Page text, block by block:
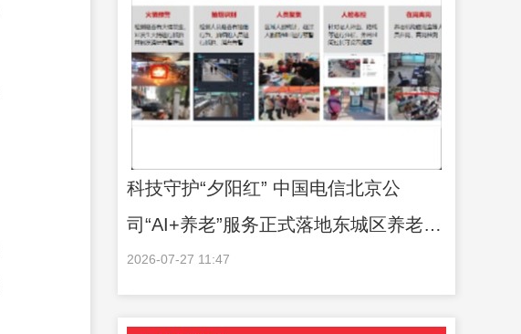
科技守护“夕阳红” 中国电信北京公
司“AI+养老”服务正式落地东城区养老场
景
2026-07-27 11:47